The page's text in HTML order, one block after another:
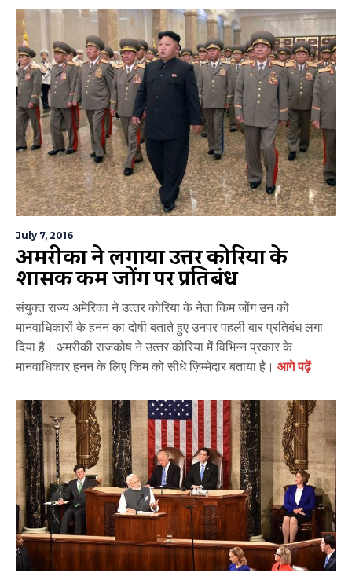
July 7, 2016
अमरीका ने लगाया उत्तर कोरिया के
शासक किम जोंग पर प्रतिबंध
संयुक्त राज्य अमेरिका ने उत्‍तर कोरिया के नेता किम जोंग उन को
मानवाधिकारों के हनन का दोषी बताते हुए उनपर पहली बार प्रतिबंध लगा
दिया है। अमरीकी राजकोष ने उत्‍तर कोरिया में विभिन्‍न प्रकार के
मानवाधिकार हनन के लिए किम को सीधे ज़िम्‍मेदार बताया है। आगे पढ़ें